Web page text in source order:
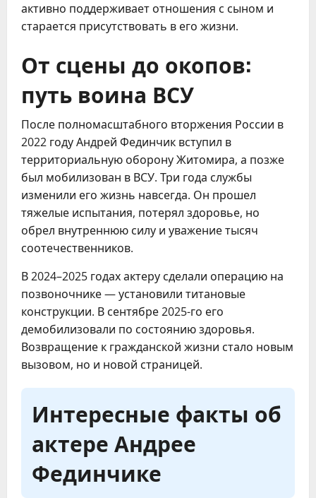
активно поддерживает отношения с сыном и
старается присутствовать в его жизни.
От сцены до окопов:
путь воина ВСУ
После полномасштабного вторжения России в
2022 году Андрей Фединчик вступил в
территориальную оборону Житомира, а позже
был мобилизован в ВСУ. Три года службы
изменили его жизнь навсегда. Он прошел
тяжелые испытания, потерял здоровье, но
обрел внутреннюю силу и уважение тысяч
соотечественников.
В 2024–2025 годах актеру сделали операцию на
позвоночнике — установили титановые
конструкции. В сентябре 2025-го его
демобилизовали по состоянию здоровья.
Возвращение к гражданской жизни стало новым
вызовом, но и новой страницей.
Интересные факты об
актере Андрее
Фединчике